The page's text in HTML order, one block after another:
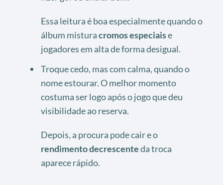
Essa leitura é boa especialmente quando o
álbum misturacromos especiaise
jogadores em alta de forma desigual.
Troque cedo, mas com calma, quando o
nome estourar. O melhor momento
costuma ser logo após o jogo que deu
visibilidade ao reserva.
Depois, a procura pode cair e o
rendimento decrescenteda troca
aparece rápido.